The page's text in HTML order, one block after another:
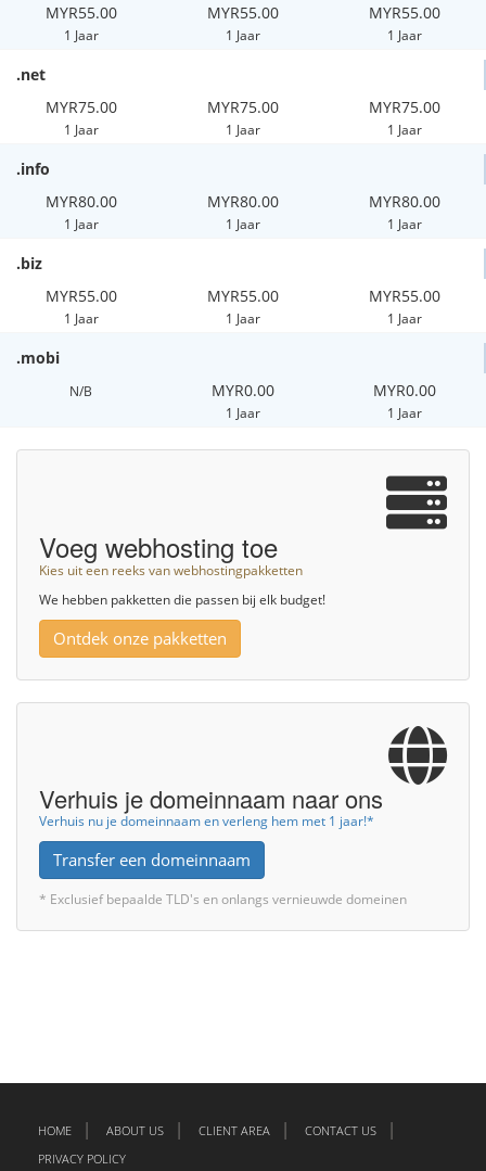
MYR55.00
1 Jaar
MYR55.00
1 Jaar
MYR55.00
1 Jaar
.net
MYR75.00
1 Jaar
MYR75.00
1 Jaar
MYR75.00
1 Jaar
.info
MYR80.00
1 Jaar
MYR80.00
1 Jaar
MYR80.00
1 Jaar
.biz
MYR55.00
1 Jaar
MYR55.00
1 Jaar
MYR55.00
1 Jaar
.mobi
N/B MYR0.00
1 Jaar
MYR0.00
1 Jaar
Voeg webhosting toe
Kies uit een reeks van webhostingpakketten
We hebben pakketten die passen bij elk budget!
Ontdek onze pakketten
Verhuis je domeinnaam naar ons
Verhuis nu je domeinnaam en verleng hem met 1 jaar!*
Transfer een domeinnaam
* Exclusief bepaalde TLD's en onlangs vernieuwde domeinen
HOME ABOUT US CLIENT AREA
CONTACT US
PRIVACY POLICY